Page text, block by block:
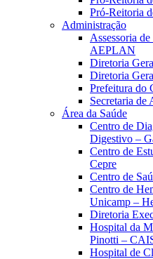
Pró-Reitoria
Administração
Assessoria
AEPLAN
Diretoria
Diretoria
Prefeitura do
Secretaria de
Área da Saúde
Centro de
Digestivo –
Centro de
Cepre
Centro de
Centro de
Unicamp –
Diretoria
Hospital da
Pinotti –
Hospital de